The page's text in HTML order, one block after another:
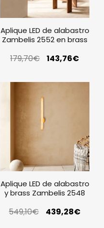
Aplique LED de alabastro
Zambelis 2552 en brass
179,70€ 143,76€
Aplique LED de alabastro
y brass Zambelis 2548
549,10€ 439,28€